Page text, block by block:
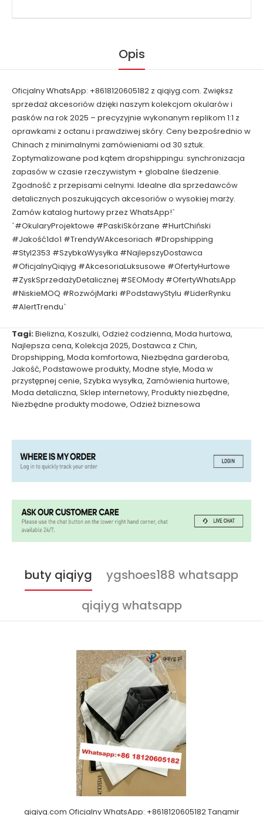
Opis
Oficjalny WhatsApp: +8618120605182 z qiqiyg.com. Zwiększ
sprzedaż akcesoriów dzięki naszym kolekcjom okularów i
pasków na rok 2025 – precyzyjnie wykonanym replikom 1:1 z
oprawkami z octanu i prawdziwej skóry. Ceny bezpośrednio w
Chinach z minimalnymi zamówieniami od 30 sztuk.
Zoptymalizowane pod kątem dropshippingu: synchronizacja
zapasów w czasie rzeczywistym + globalne śledzenie.
Zgodność z przepisami celnymi. Idealne dla sprzedawców
detalicznych poszukujących akcesoriów o wysokiej marży.
Zamów katalog hurtowy przez WhatsApp!`
`#OkularyProjektowe #PaskiSkórzane #HurtChiński
#Jakość1do1 #TrendyWAkcesoriach #Dropshipping
#Styl2353 #SzybkaWysyłka #NajlepszyDostawca
#OficjalnyQiqiyg #AkcesoriaLuksusowe #OfertyHurtowe
#ZyskSprzedażyDetalicznej #SEOMody #OfertyWhatsApp
#NiskieMOQ #RozwójMarki #PodstawyStylu #LiderRynku
#AlertTrendu`
Tagi:Bielizna, Koszulki, Odzież codzienna, Moda hurtowa,
Najlepsza cena, Kolekcja 2025, Dostawca z Chin,
Dropshipping, Moda komfortowa, Niezbędna garderoba,
Jakość, Podstawowe produkty, Modne style, Moda w
przystępnej cenie, Szybka wysyłka, Zamówienia hurtowe,
Moda detaliczna, Sklep internetowy, Produkty niezbędne,
Niezbędne produkty modowe, Odzież biznesowa
buty qiqiyg
ygshoes188 whatsapp
qiqiyg whatsapp
qiqiyg.com Oficjalny WhatsApp: +8618120605182 Tangmir